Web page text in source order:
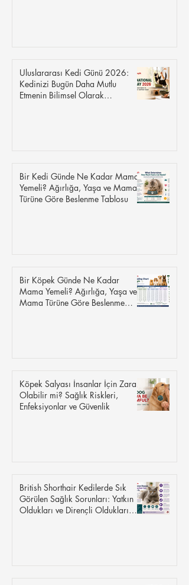
Uluslararası Kedi Günü 2026:
Kedinizi Bugün Daha Mutlu
Etmenin Bilimsel Olarak
Bir Kedi Günde Ne Kadar Mama
Yemeli? Ağırlığa, Yaşa ve Mama
Türüne Göre Beslenme Tablosu
Bir Köpek Günde Ne Kadar
Mama Yemeli? Ağırlığa, Yaşa ve
Mama Türüne Göre Beslenme
Köpek Salyası İnsanlar İçin Zararlı
Olabilir mi? Sağlık Riskleri,
Enfeksiyonlar ve Güvenlik
British Shorthair Kedilerde Sık
Görülen Sağlık Sorunları: Yatkın
Oldukları ve Dirençli Oldukları